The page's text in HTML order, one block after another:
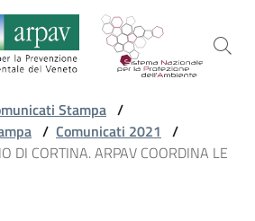
Stampa /
/ Comunicati 2021 /
DI CORTINA. ARPAV COORDINA LE